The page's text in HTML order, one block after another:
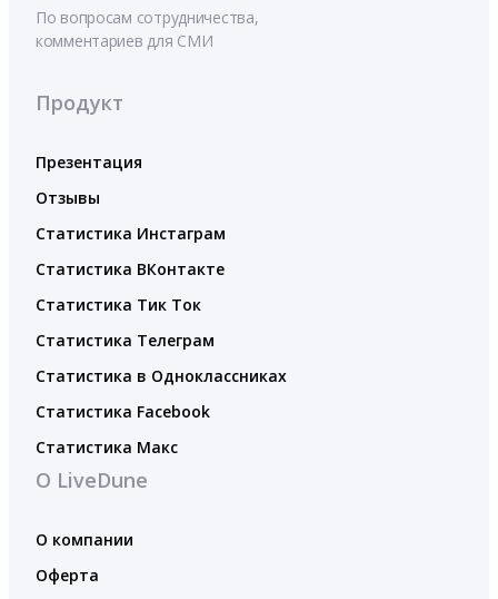
По вопросам сотрудничества,
комментариев для СМИ
Продукт
Презентация
Отзывы
Статистика Инстаграм
Статистика ВКонтакте
Статистика Тик Ток
Статистика Телеграм
Статистика в Одноклассниках
Статистика Facebook
Статистика Макс
О LiveDune
О компании
Оферта